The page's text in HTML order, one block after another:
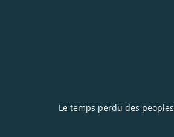
Le temps perdu des peoples